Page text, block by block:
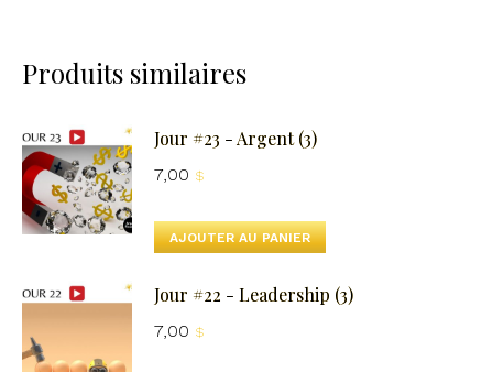
Produits similaires
Jour #23 - Argent (3)
7,00 $
AJOUTER AU PANIER
Jour #22 - Leadership (3)
7,00 $